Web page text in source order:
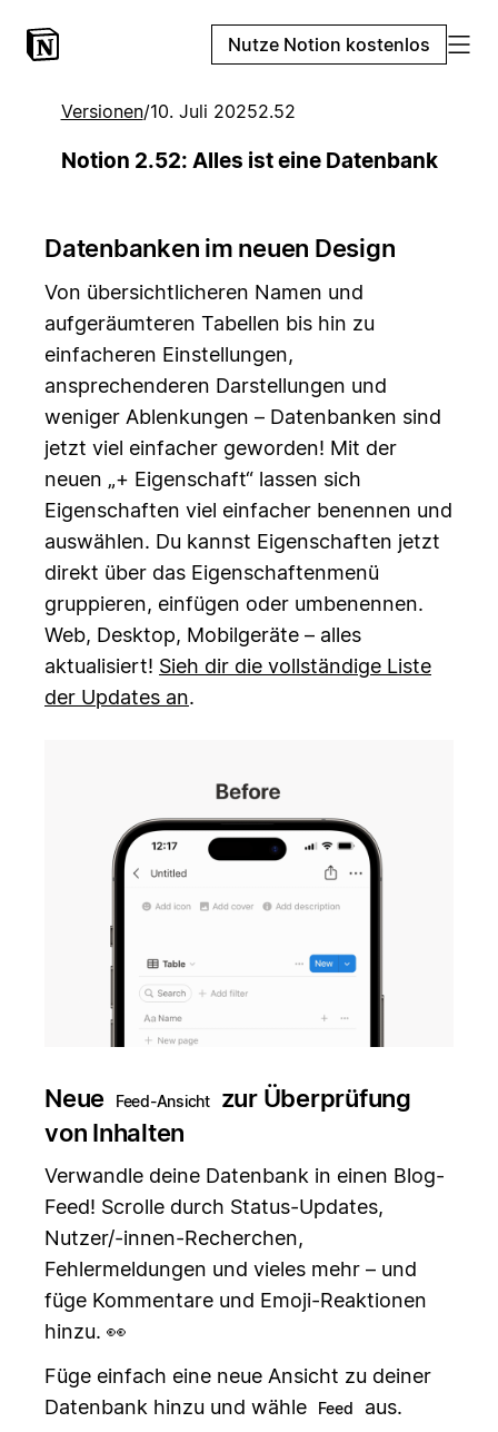
Nutze Notion kostenlos
Versionen/10. Juli 20252.52
Notion 2.52: Alles ist eine Datenbank
Datenbanken im neuen Design
Von übersichtlicheren Namen und
aufgeräumteren Tabellen bis hin zu
einfacheren Einstellungen,
ansprechenderen Darstellungen und
weniger Ablenkungen – Datenbanken sind
jetzt viel einfacher geworden! Mit der
neuen „+ Eigenschaft“ lassen sich
Eigenschaften viel einfacher benennen und
auswählen. Du kannst Eigenschaften jetzt
direkt über das Eigenschaftenmenü
gruppieren, einfügen oder umbenennen.
Web, Desktop, Mobilgeräte – alles
aktualisiert! Sieh dir die vollständige Liste
der Updates an.
Neue Feed-Ansicht
zur Überprüfung
von Inhalten
Verwandle deine Datenbank in einen Blog-
Feed! Scrolle durch Status-Updates,
Nutzer/-innen-Recherchen,
Fehlermeldungen und vieles mehr – und
füge Kommentare und Emoji-Reaktionen
hinzu. 👀
Füge einfach eine neue Ansicht zu deiner
Datenbank hinzu und wähle
Feed aus.